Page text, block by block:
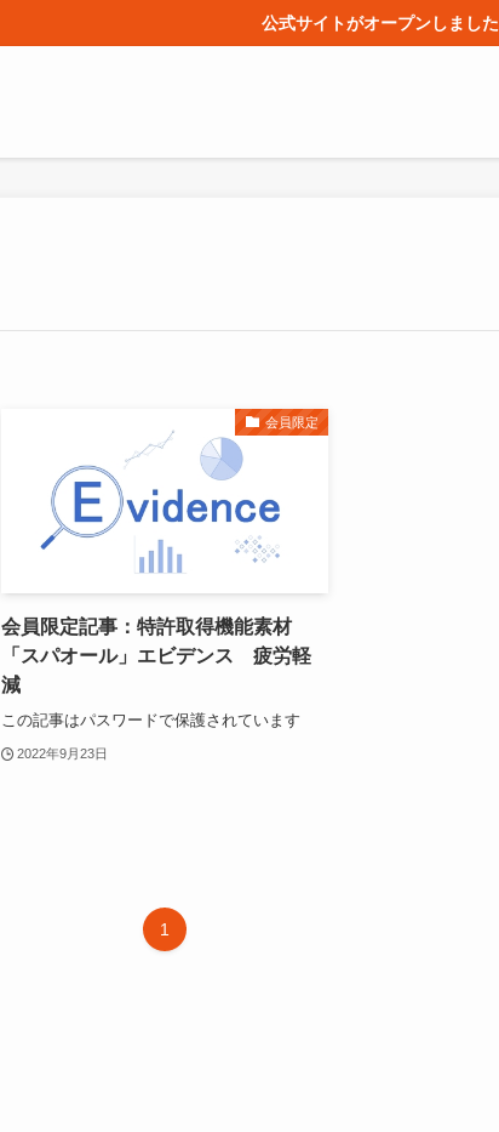
公式サイトがオープンしました
会員限定
会員限定記事：特許取得機能素材
「スパオール」エビデンス 疲労軽
減
この記事はパスワードで保護されています
2022年9月23日
1